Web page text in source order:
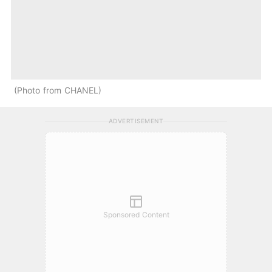
Photo from CHANEL
ADVERTISEMENT
Sponsored Content